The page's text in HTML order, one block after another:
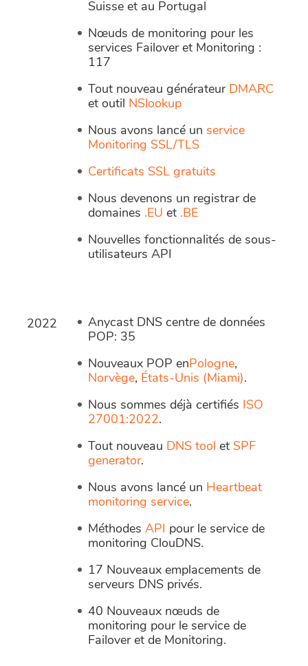
Suisse et au Portugal
Nœuds de monitoring pour les
services Failover et Monitoring :
117
Tout nouveau générateur DMARC
et outil NSlookup
Nous avons lancé un service
Monitoring SSL/TLS
Certificats SSL gratuits
Nous devenons un registrar de
domaines .EU et .BE
Nouvelles fonctionnalités de sous-
utilisateurs API
2022
Anycast DNS centre de données
POP: 35
Nouveaux POP enPologne,
Norvège, États-Unis (Miami).
Nous sommes déjà certifiés ISO
27001:2022.
Tout nouveau DNS tool et SPF
generator.
Nous avons lancé un Heartbeat
monitoring service.
Méthodes API pour le service de
monitoring ClouDNS.
17 Nouveaux emplacements de
serveurs DNS privés.
40 Nouveaux nœuds de
monitoring pour le service de
Failover et de Monitoring.